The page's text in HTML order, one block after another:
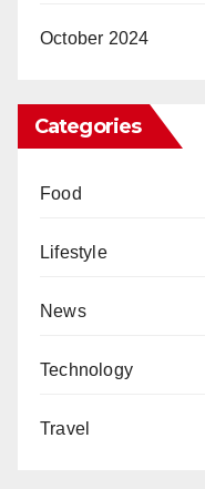
October 2024
Categories
Food
Lifestyle
News
Technology
Travel